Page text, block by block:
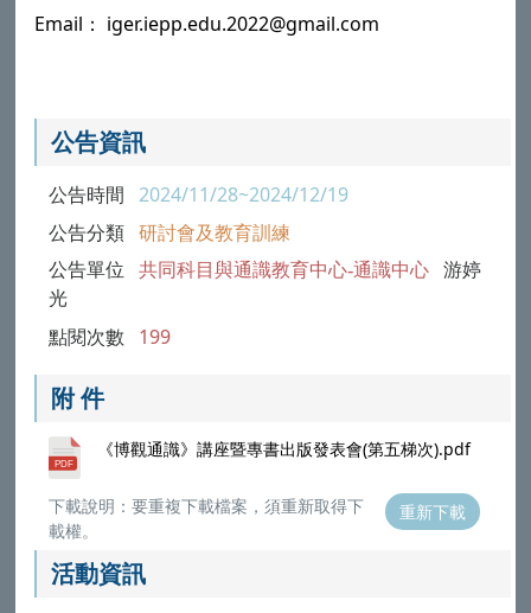
Email： iger.iepp.edu.2022@gmail.com
公告資訊
公告時間 2024/11/28~2024/12/19
公告分類 研討會及教育訓練
公告單位 共同科目與通識教育中心-通識中心
游婷
光
點閱次數 199
附 件
《博觀通識》講座暨專書出版發表會(第五梯次).pdf
下載說明：要重複下載檔案，須重新取得下
載權。
重新下載
活動資訊